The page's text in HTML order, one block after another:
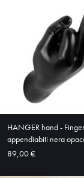
HANGER hand -
appendiabiti nera
89,00 €